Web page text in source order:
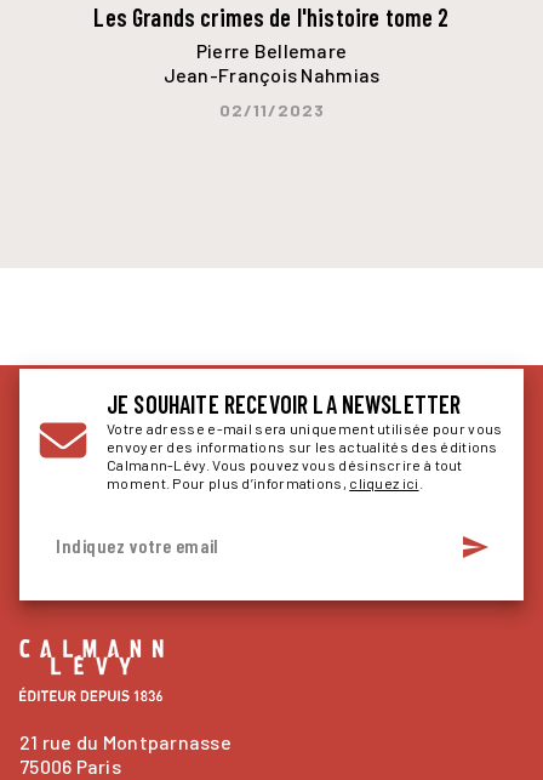
Les Grands crimes de l'histoire tome 2
Pierre Bellemare
Jean-François Nahmias
02/11/2023
JE SOUHAITE RECEVOIR LA NEWSLETTER
Votre adresse e-mail sera uniquement utilisée pour vous
envoyer des informations sur les actualités des éditions
Calmann-Lévy. Vous pouvez vous désinscrire à tout
moment. Pour plus d’informations, cliquez ici
Indiquez votre email send
21 rue du Montparnasse
75006 Paris